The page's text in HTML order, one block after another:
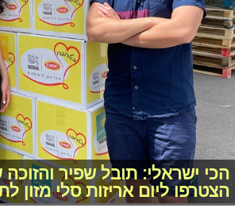
הכי ישראלי: תובל שפיר והזוכה
הצטרפו ליום אריזות סלי מזון